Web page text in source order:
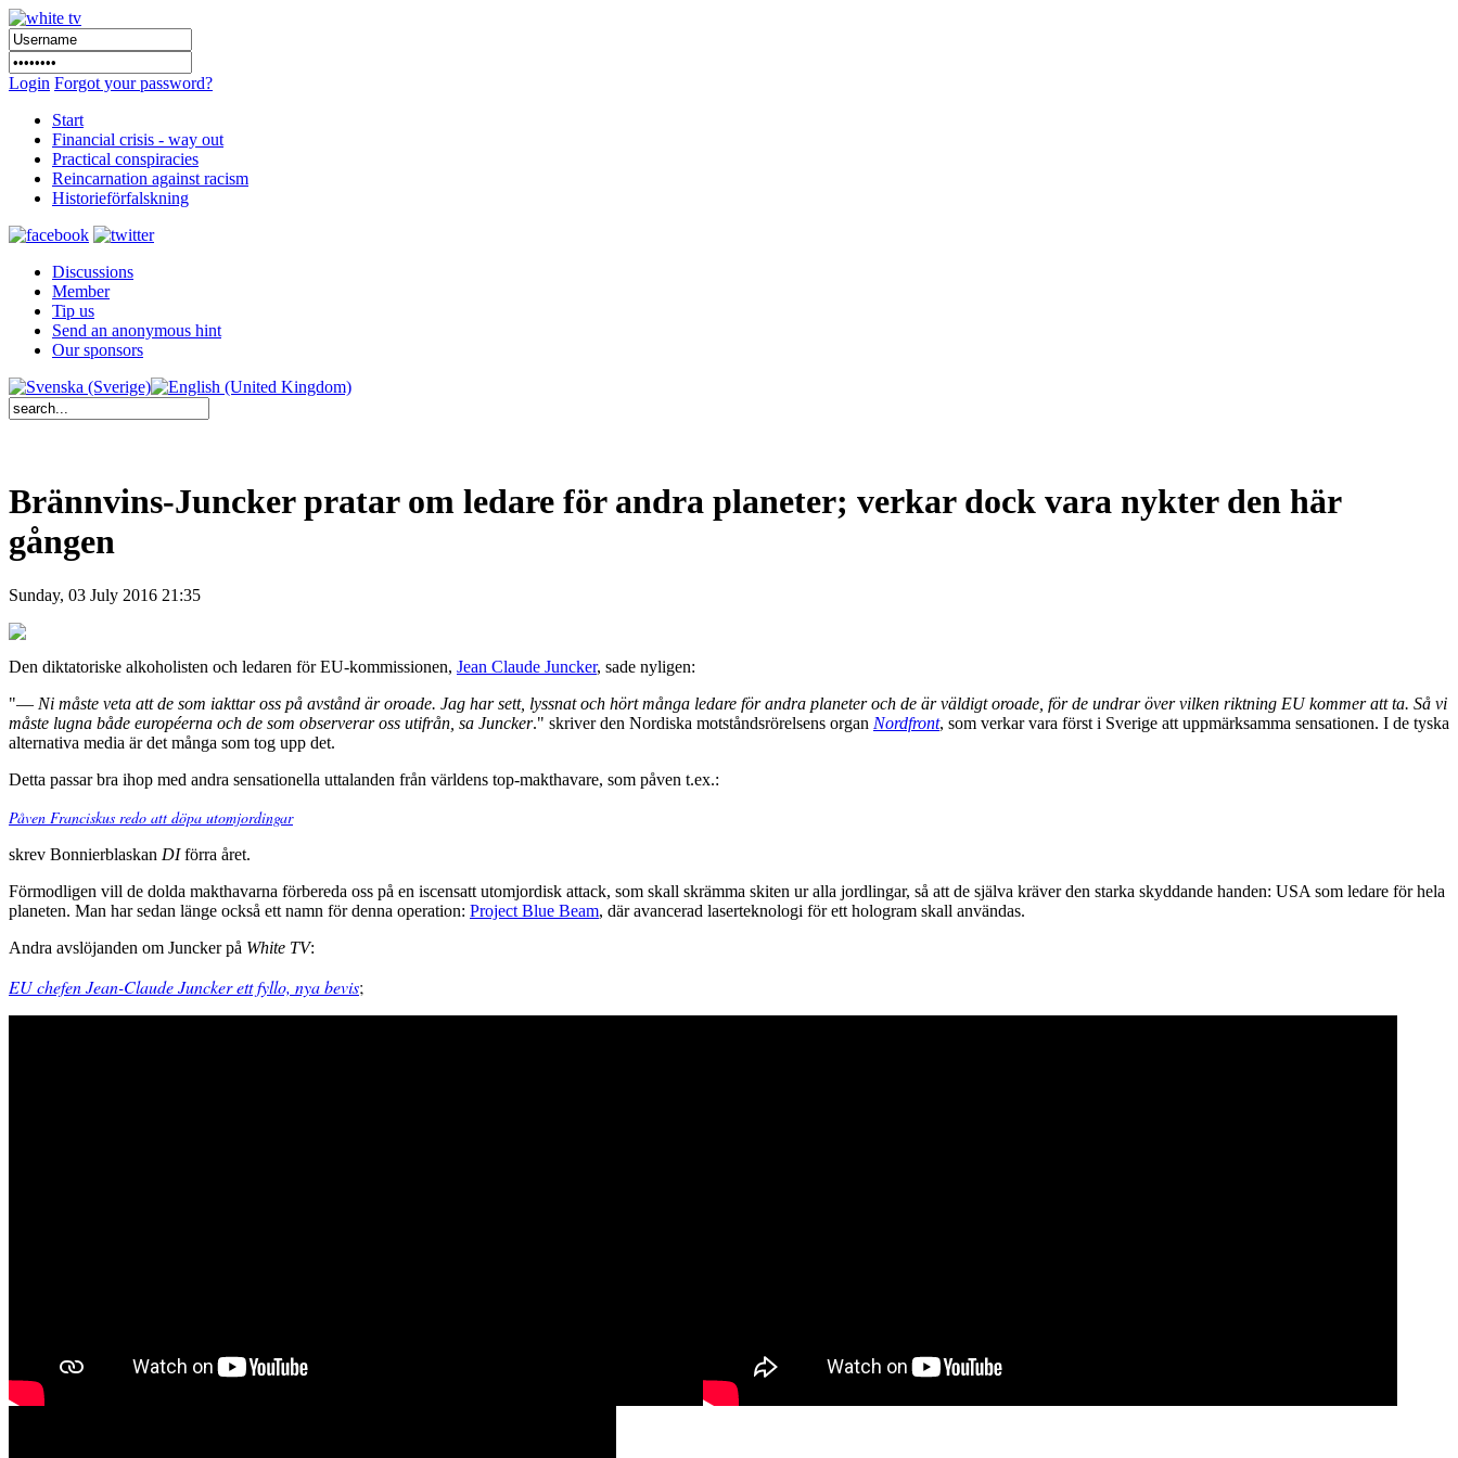
Login Forgot your password?
Start
Financial crisis - way out
Practical conspiracies
Reincarnation against racism
Historieförfalskning
Discussions
Member
Tip us
Send an anonymous hint
Our sponsors
Brännvins-Juncker pratar om ledare för andra planeter; verkar dock vara nykter den här
gången
Sunday, 03 July 2016 21:35
Den diktatoriske alkoholisten och ledaren för EU-kommissionen, Jean Claude Juncker, sade nyligen:
"— Ni måste veta att de som iakttar oss på avstånd är oroade. Jag har sett, lyssnat och hört många ledare för andra planeter och de är väldigt oroade, för de undrar över vilken riktning EU kommer att ta. Så vi
måste lugna både européerna och de som observerar oss utifrån, sa Juncker." skriver den Nordiska motståndsrörelsens organ Nordfront, som verkar vara först i Sverige att uppmärksamma sensationen. I de tyska
alternativa media är det många som tog upp det.
Detta passar bra ihop med andra sensationella uttalanden från världens top-makthavare, som påven t.ex.:
Påven Franciskus redo att döpa utomjordingar
skrev Bonnierblaskan DIförra året.
Förmodligen vill de dolda makthavarna förbereda oss på en iscensatt utomjordisk attack, som skall skrämma skiten ur alla jordlingar, så att de själva kräver den starka skyddande handen: USA som ledare för hela
planeten. Man har sedan länge också ett namn för denna operation: Project Blue Beam, där avancerad laserteknologi för ett hologram skall användas.
Andra avslöjanden om Juncker på White TV:
EU chefen Jean-Claude Juncker ett fyllo, nya bevis;